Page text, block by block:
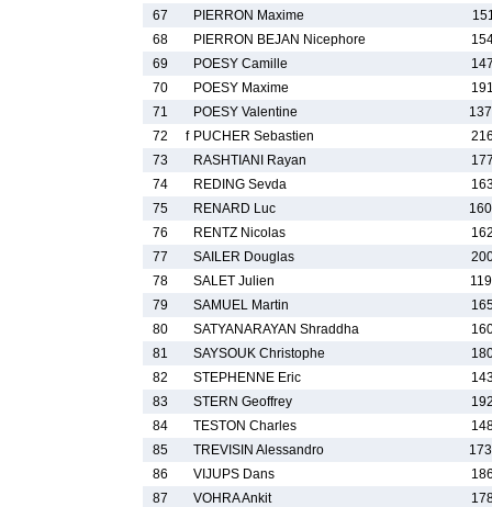
67
PIERRON Maxime
68
PIERRON BEJAN Nicephore
69
POESY Camille
70
POESY Maxime
71
POESY Valentine
72
f PUCHER Sebastien
73
RASHTIANI Rayan
74
REDING Sevda
75
RENARD Luc
76
RENTZ Nicolas
77
SAILER Douglas
78
SALET Julien
79
SAMUEL Martin
80
SATYANARAYAN Shraddha
81
SAYSOUK Christophe
82
STEPHENNE Eric
83
STERN Geoffrey
84
TESTON Charles
85
TREVISIN Alessandro
86
VIJUPS Dans
87
VOHRA Ankit